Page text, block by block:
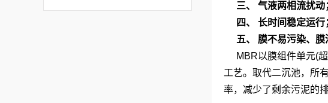
三、 气液两相流扰动
四、 长时间稳定运行
五、 膜不易污染、膜
MBR以膜组件单元(
工艺。取代二沉池，所
率，减少了剩余污泥的排